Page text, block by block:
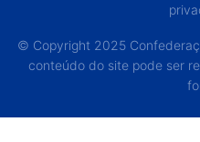
© Copyright 2025
conteúdo do site pode ser